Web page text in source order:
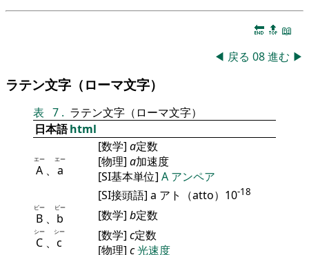
🔚 🔝 📖
◀ 戻る 08進む ▶
ラテン文字（ローマ文字）
表 7 . ラテン文字（ローマ文字）
日本語html
A
エー
、 a
エー
[数学] a定数
[物理] a加速度
[SI基本単位] A アンペア
[SI接頭語] a アト（atto）10-18
B
ビー
、 b
ビー
[数学] b定数
C
シー
、 c
シー [数学] c定数
[物理] c光速度